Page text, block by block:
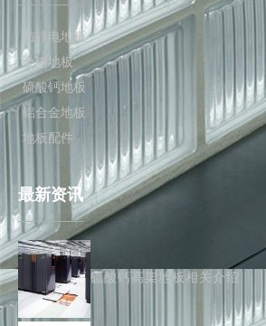
防静电地板
全钢地板
硫酸钙地板
铝合金地板
地板配件
最新资讯
硫酸钙高架地板相关介绍